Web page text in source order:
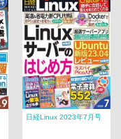
日経Linux 2023年7月号